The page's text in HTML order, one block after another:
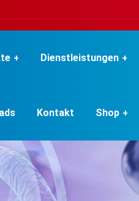
Dienstleistungen
Kontakt Shop